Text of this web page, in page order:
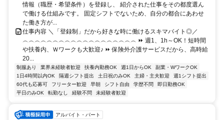
情報（職歴・希望条件）を登録し、 紹介された仕事をその都度選ん
で働ける仕組みです。 固定シフトでないため、自分の都合にあわせ
た働き方が...
仕事内容 ＼「登録制」だから好きな時に働けるスキマバイト◎／
︵︵︵︵︵︵︵︵︵︵︵︵︵︵︵︵︵︵︵ ⏩ 週1、1h～OK！短時間
や扶養内、Ｗワークも大歓迎♪ ⏩ 保険外介護サービスだから、高時給
20...
制服あり 業界未経験者歓迎 扶養内勤務OK 週1日からOK
副業・WワークOK
1日4時間以内OK
隔週シフト提出 土日祝のみOK 主婦・主夫歓迎
週1シフト提出
60代も応募可
フリーター歓迎 早朝 シフト自由 学歴不問
即日勤務OK
平日のみOK
転勤なし 経験不問 未経験者歓迎
アルバイト・パート